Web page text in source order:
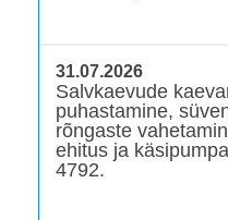
31.07.2026
Salvkaevude
puhastamine,
rõngaste
ehitus ja
4792.